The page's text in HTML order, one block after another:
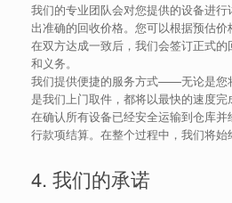
我们的专业团队会对您提供的设备进
出准确的回收价格。您可以根据预估价
在双方达成一致后，我们会签订正式
和义务。
我们提供便捷的服务方式——无论是您
是我们上门取件，都将以最快的速度完
在确认所有设备已经安全运输到仓库
行款项结算。在整个过程中，我们将始
4. 我们的承诺